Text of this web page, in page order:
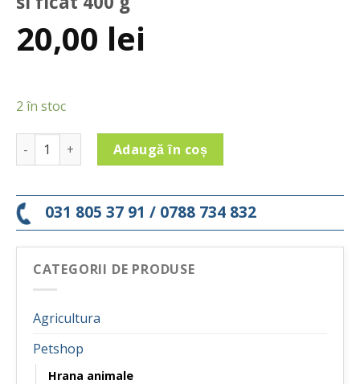
20,00 lei
2 în stoc
Cantitate Hrana pentru caini Chappi - pasare si ficat 400 g
Adaugă în coș
031 805 37 91 / 0788 734 832
CATEGORII DE PRODUSE
Agricultura
Petshop
Hrana animale